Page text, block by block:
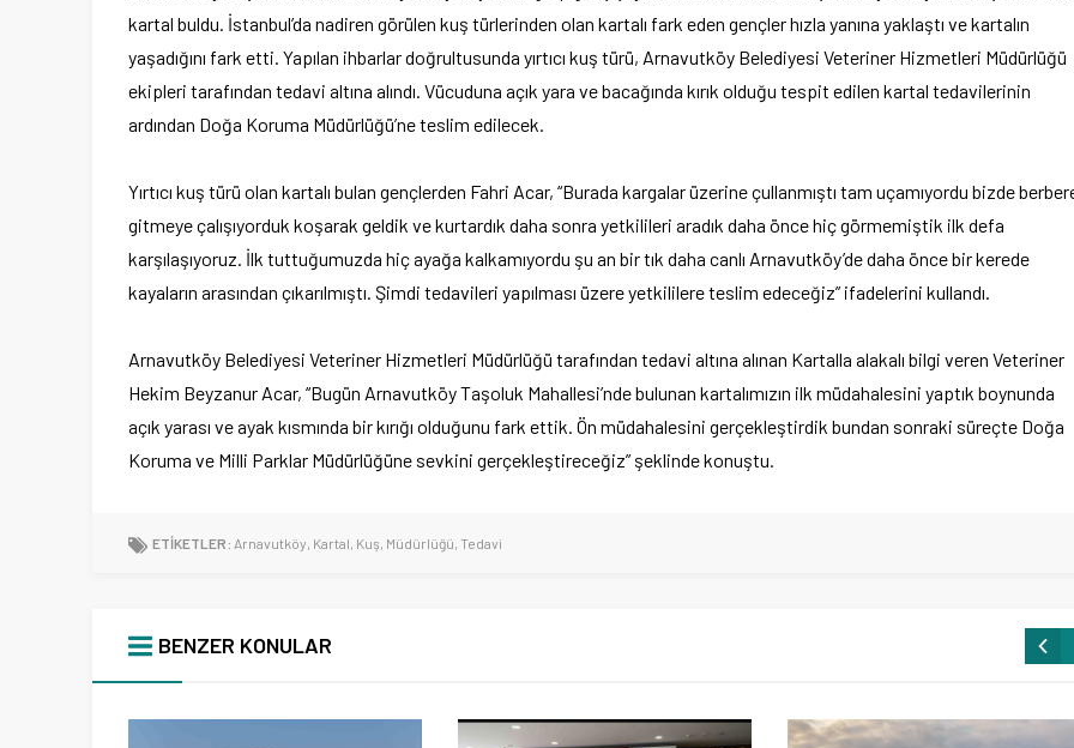
kartal buldu. İstanbul’da nadiren görülen kuş türlerinden olan kartalı fark eden gençler hızla yanına yaklaştı ve kartalın
yaşadığını fark etti. Yapılan ihbarlar doğrultusunda yırtıcı kuş türü, Arnavutköy Belediyesi Veteriner Hizmetleri Müdürlüğü
ekipleri tarafından tedavi altına alındı. Vücuduna açık yara ve bacağında kırık olduğu tespit edilen kartal tedavilerinin
ardından Doğa Koruma Müdürlüğü’ne teslim edilecek.
Yırtıcı kuş türü olan kartalı bulan gençlerden Fahri Acar, “Burada kargalar üzerine çullanmıştı tam uçamıyordu bizde
gitmeye çalışıyorduk koşarak geldik ve kurtardık daha sonra yetkilileri aradık daha önce hiç görmemiştik ilk defa
karşılaşıyoruz. İlk tuttuğumuzda hiç ayağa kalkamıyordu şu an bir tık daha canlı Arnavutköy’de daha önce bir kerede
kayaların arasından çıkarılmıştı. Şimdi tedavileri yapılması üzere yetkililere teslim edeceğiz” ifadelerini kullandı.
Arnavutköy Belediyesi Veteriner Hizmetleri Müdürlüğü tarafından tedavi altına alınan Kartalla alakalı bilgi veren Veteriner
Hekim Beyzanur Acar, “Bugün Arnavutköy Taşoluk Mahallesi’nde bulunan kartalımızın ilk müdahalesini yaptık boynunda
açık yarası ve ayak kısmında bir kırığı olduğunu fark ettik. Ön müdahalesini gerçekleştirdik bundan sonraki süreçte Doğa
Koruma ve Milli Parklar Müdürlüğüne sevkini gerçekleştireceğiz” şeklinde konuştu.
ETİKETLER: Arnavutköy, Kartal, Kuş, Müdürlüğü, Tedavi
BENZER KONULAR